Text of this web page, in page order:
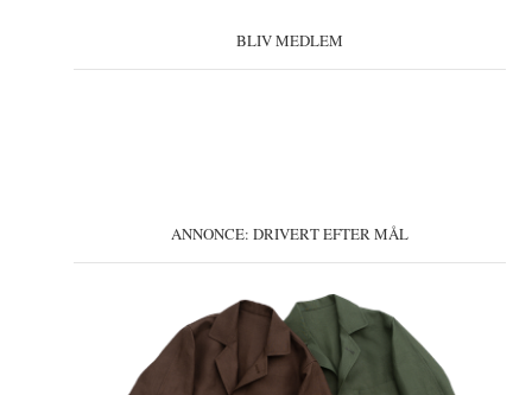
BLIV MEDLEM
ANNONCE: DRIVERT EFTER MÅL